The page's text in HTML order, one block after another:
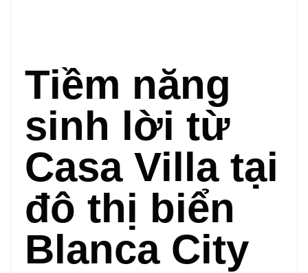
Tiềm năng
sinh lời từ
Casa Villa tại
đô thị biển
Blanca City